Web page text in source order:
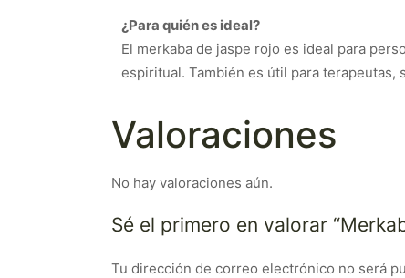
¿Para quién es ideal?
El merkaba de jaspe rojo es ideal para
espiritual. También es útil para
Valoraciones
No hay valoraciones aún.
Sé el primero en valorar
Tu dirección de correo electrónico no será